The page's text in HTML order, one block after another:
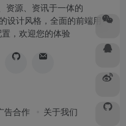
资源、资讯于一体的
设计风格，全面的前端用
，欢迎您的体验
告合作 关于我们